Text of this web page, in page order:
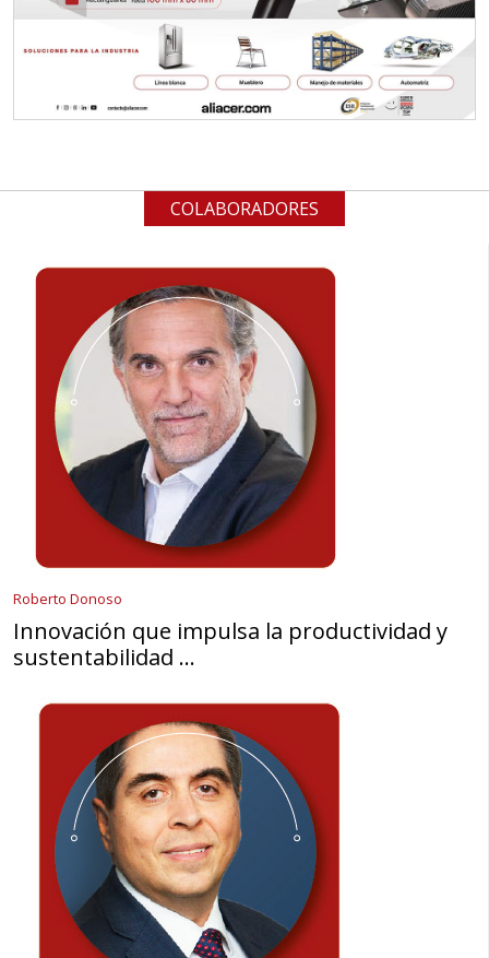
COLABORADORES
Roberto Donoso
Innovación que impulsa la productividad y
sustentabilidad …